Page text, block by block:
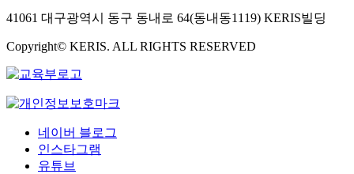
41061 대구광역시 동구 동내로 64(동내동1119) KERIS빌딩
Copyright© KERIS. ALL RIGHTS RESERVED
네이버 블로그
인스타그램
유튜브